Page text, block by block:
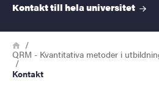
Kontakt till helauniversitet
Länkstig
Hem
QRM - Kvantitativa metoder i
Kontakt